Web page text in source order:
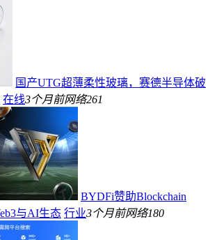
国产UTG超薄柔性玻璃，赛德半导体破
在线3个月前网络261
BYDFi赞助Blockchain
与AI生态 行业3个月前网络180